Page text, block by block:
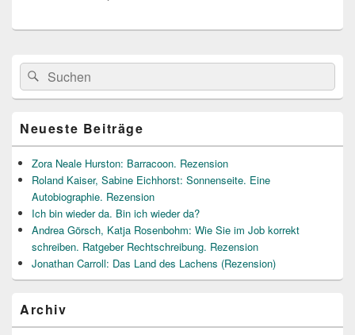
Primärer
Seitenleisten
Widget-
Bereich
Suche
nach:
Suchen
Neueste Beiträge
Zora Neale Hurston: Barracoon. Rezension
Roland Kaiser, Sabine Eichhorst: Sonnenseite. Eine
Autobiographie. Rezension
Ich bin wieder da. Bin ich wieder da?
Andrea Görsch, Katja Rosenbohm: Wie Sie im Job korrekt
schreiben. Ratgeber Rechtschreibung. Rezension
Jonathan Carroll: Das Land des Lachens (Rezension)
Archiv